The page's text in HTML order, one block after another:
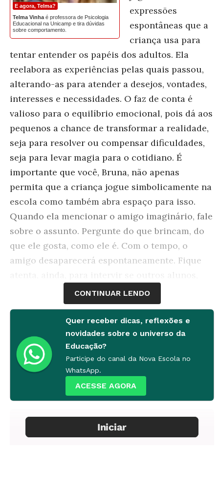
E agora, Telma?
Telma Vinha é professora de Psicologia
Educacional na Unicamp e tira dúvidas
sobre comportamento.
expressões
espontâneas que a
criança usa para
tentar entender os papéis dos adultos. Ela
reelabora as experiências pelas quais passou,
alterando-as para atender a desejos, vontades,
interesses e necessidades. O faz de conta é
valioso para o equilíbrio emocional, pois dá aos
pequenos a chance de transformar a realidade,
seja para resolver ou compensar dificuldades,
seja para levar magia para o cotidiano. É
importante que você, Bruna, não apenas
permita que a criança jogue simbolicamente na
escola como também abra espaço para isso.
Quando ela mencionar o amigo imaginário, fale
sobre o assunto. Pergunte do que brincam, do
que ele gosta, como ele é. Com o tempo, o
amigo desaparecerá espontaneamente. Fique
geralmente mais velhos, zombarem dela.
CONTINUAR LENDO
Quer receber dicas, reflexões e
novidades sobre o universo da
Educação?
Participe do canal da Nova Escola no
WhatsApp.
ACESSE AGORA